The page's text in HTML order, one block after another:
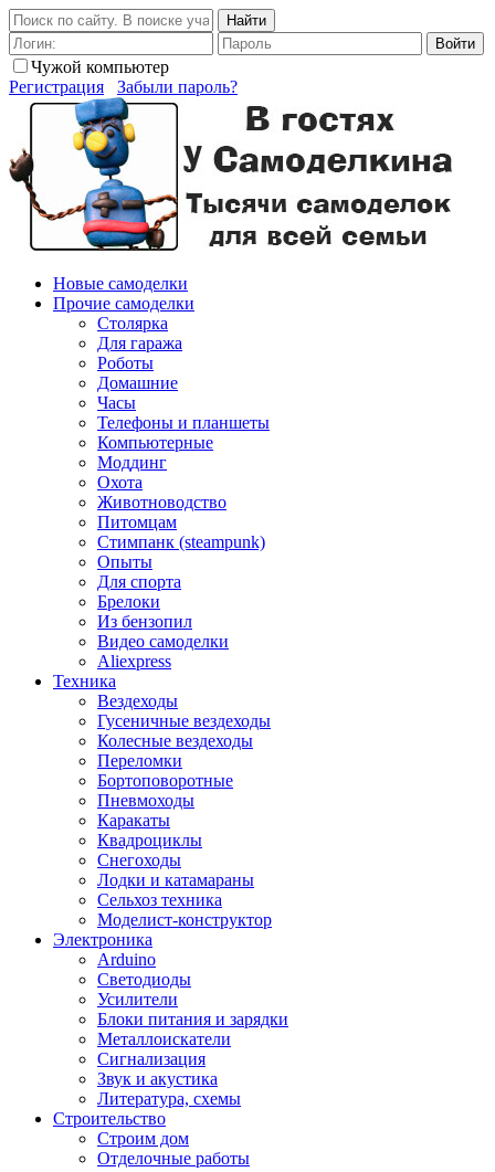
Найти
Войти
Чужой компьютер
Регистрация
Забыли пароль?
Новые самоделки
Прочие самоделки
Столярка
Для гаража
Роботы
Домашние
Часы
Телефоны и планшеты
Компьютерные
Моддинг
Охота
Животноводство
Питомцам
Стимпанк (steampunk)
Опыты
Для спорта
Брелоки
Из бензопил
Видео самоделки
Aliexpress
Техника
Вездеходы
Гусеничные вездеходы
Колесные вездеходы
Переломки
Бортоповоротные
Пневмоходы
Каракаты
Квадроциклы
Снегоходы
Лодки и катамараны
Сельхоз техника
Моделист-конструктор
Электроника
Arduino
Светодиоды
Усилители
Блоки питания и зарядки
Металлоискатели
Сигнализация
Звук и акустика
Литература, схемы
Строительство
Строим дом
Отделочные работы